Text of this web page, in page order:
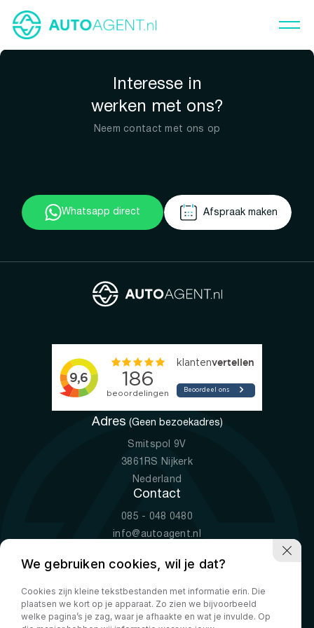
Interesse in
werken met ons?
Neem contact met ons op
Whatsapp direct Afspraak maken
Adres (Geen bezoekadres)
Smitspol 9V
3861RS Nijkerk
Nederland
Contact
085 - 048 0480
info@autoagent.nl
Openingstijden
Ma-Vr
09:00 - 19:00
Za
10:00 - 17:00
We gebruiken cookies, wil je dat?
Cookies zijn kleine tekstbestanden met informatie erin. Die
plaatsen we kort op je apparaat. Zo zien we bijvoorbeeld
welke pagina’s je zag, waar je afhaakte en wat je invulde. Op